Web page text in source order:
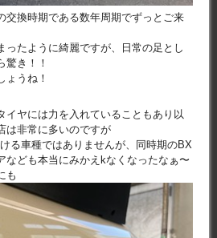
交換時期である数年周期でずっとご来
ったように綺麗ですが、日常の足とし
驚き！！
ょうね！
イヤには力を入れていることもあり以
は非常に多いのですが
る車種ではありませんが、同時期のBX
なども本当にみかえkなくなったなぁ〜
も